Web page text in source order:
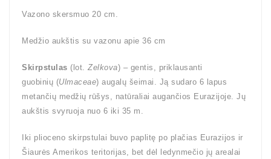
Vazono skersmuo 20 cm.
Medžio aukštis su vazonu apie 36 cm
Skirpstulas (lot. Zelkova) – gentis, priklausanti
guobinių (Ulmaceae) augalų šeimai. Ją sudaro 6 lapus
metančių medžių rūšys, natūraliai augančios Eurazijoje. Jų
aukštis svyruoja nuo 6 iki 35 m.
Iki plioceno skirpstulai buvo paplitę po plačias Eurazijos ir
Šiaurės Amerikos teritorijas, bet dėl ledynmečio jų arealai